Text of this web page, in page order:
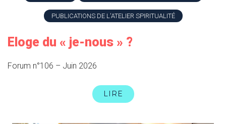
PUBLICATIONS DE L'ATELIER SPIRITUALITÉ
Eloge du « je-nous » ?
Forum n°106 – Juin 2026
LIRE